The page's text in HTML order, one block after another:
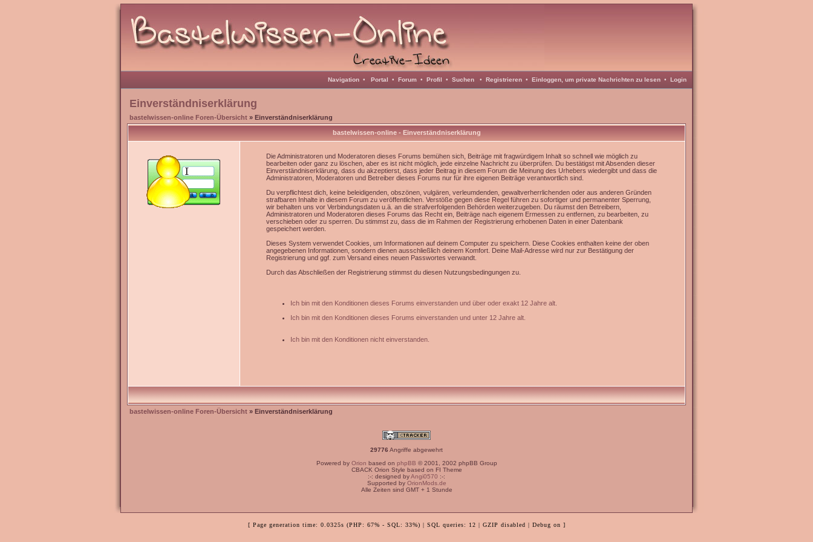
Navigation • Portal • Forum • Profil • Suchen • Registrieren • Einloggen, um private Nachrichten zu lesen • Login
Einverständniserklärung
bastelwissen-online Foren-Übersicht » Einverständniserklärung
bastelwissen-online - Einverständniserklärung
Die Administratoren und Moderatoren dieses Forums bemühen sich, Beiträge mit fragwürdigem Inhalt so schnell wie möglich zu
bearbeiten oder ganz zu löschen, aber es ist nicht möglich, jede einzelne Nachricht zu überprüfen. Du bestätigst mit Absenden dieser
Einverständniserklärung, dass du akzeptierst, dass jeder Beitrag in diesem Forum die Meinung des Urhebers wiedergibt und dass die
Administratoren, Moderatoren und Betreiber dieses Forums nur für ihre eigenen Beiträge verantwortlich sind.
Du verpflichtest dich, keine beleidigenden, obszönen, vulgären, verleumdenden, gewaltverherrlichenden oder aus anderen Gründen
strafbaren Inhalte in diesem Forum zu veröffentlichen. Verstöße gegen diese Regel führen zu sofortiger und permanenter Sperrung,
wir behalten uns vor Verbindungsdaten u.ä. an die strafverfolgenden Behörden weiterzugeben. Du räumst den Betreibern,
Administratoren und Moderatoren dieses Forums das Recht ein, Beiträge nach eigenem Ermessen zu entfernen, zu bearbeiten, zu
verschieben oder zu sperren. Du stimmst zu, dass die im Rahmen der Registrierung erhobenen Daten in einer Datenbank
gespeichert werden.
Dieses System verwendet Cookies, um Informationen auf deinem Computer zu speichern. Diese Cookies enthalten keine der oben
angegebenen Informationen, sondern dienen ausschließlich deinem Komfort. Deine Mail-Adresse wird nur zur Bestätigung der
Registrierung und ggf. zum Versand eines neuen Passwortes verwandt.
Durch das Abschließen der Registrierung stimmst du diesen Nutzungsbedingungen zu.
Ich bin mit den Konditionen dieses Forums einverstanden und über oder exakt 12 Jahre alt.
Ich bin mit den Konditionen dieses Forums einverstanden und unter 12 Jahre alt.
Ich bin mit den Konditionen nicht einverstanden.
bastelwissen-online Foren-Übersicht » Einverständniserklärung
29776 Angriffe abgewehrt
Powered by Orion based on phpBB © 2001, 2002 phpBB Group
CBACK Orion Style based on FI Theme
:-: designed byAngi0570 :-:
Supported by OrionMods.de
Alle Zeiten sind GMT + 1 Stunde
[ Page generation time: 0.0325s (PHP: 67% - SQL: 33%) | SQL queries: 12 | GZIP disabled | Debug on ]